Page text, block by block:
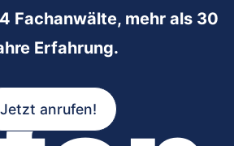
Fachanwälte, mehr als 30
Erfahrung.
Jetzt anrufen!